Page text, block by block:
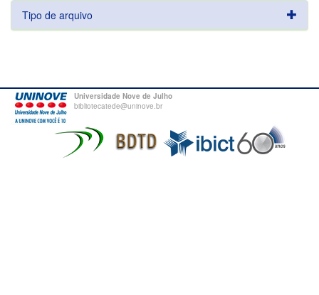
Tipo de arquivo
Universidade Nove de Julho
bibliotecatede@uninove.br